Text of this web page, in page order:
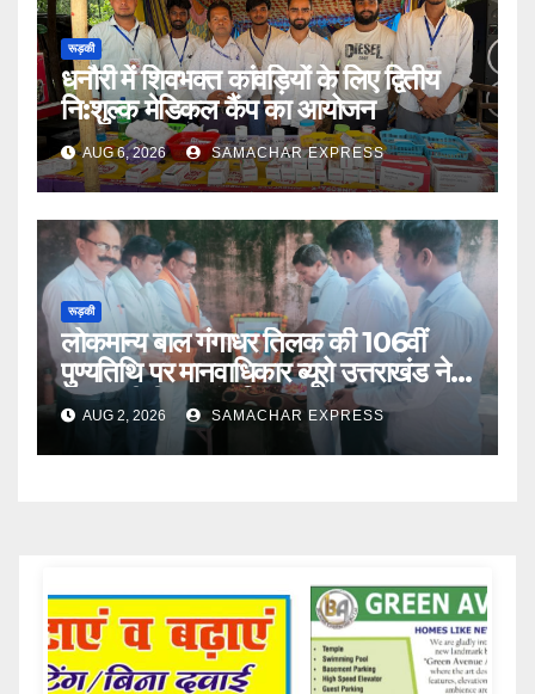
रूड़की
धनौरी में शिवभक्त कांवड़ियों के लिए द्वितीय
नि:शुल्क मेडिकल कैंप का आयोजन
AUG 6, 2026 SAMACHAR EXPRESS
रूड़की
लोकमान्य बाल गंगाधर तिलक की 106वीं
पुण्यतिथि पर मानवाधिकार ब्यूरो उत्तराखंड ने
दी भावभीनी श्रद्धांजलि
AUG 2, 2026 SAMACHAR EXPRESS